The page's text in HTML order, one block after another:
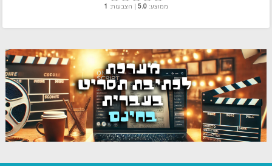
ממוצע: 5.0 | הצבעות: 1